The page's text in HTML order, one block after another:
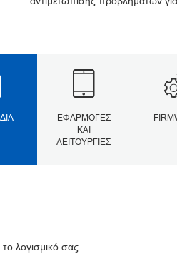
ΕΦΑΡΜΟΓΈΣ
ΚΑΙ
ΛΕΙΤΟΥΡΓΊΕΣ
λογισμικό σας.